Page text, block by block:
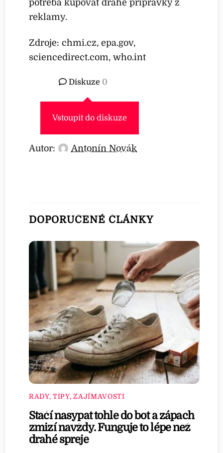
potřeba kupovat drahé přípravky z
reklamy.
Zdroje: chmi.cz, epa.gov,
sciencedirect.com, who.int
Diskuze 0
Vstoupit do diskuze
Autor: Antonín Novák
DOPORUČENÉ ČLÁNKY
RADY, TIPY, ZAJÍMAVOSTI
Stačí nasypat tohle do bot a zápach
zmizí navždy. Funguje to lépe než
drahé spreje